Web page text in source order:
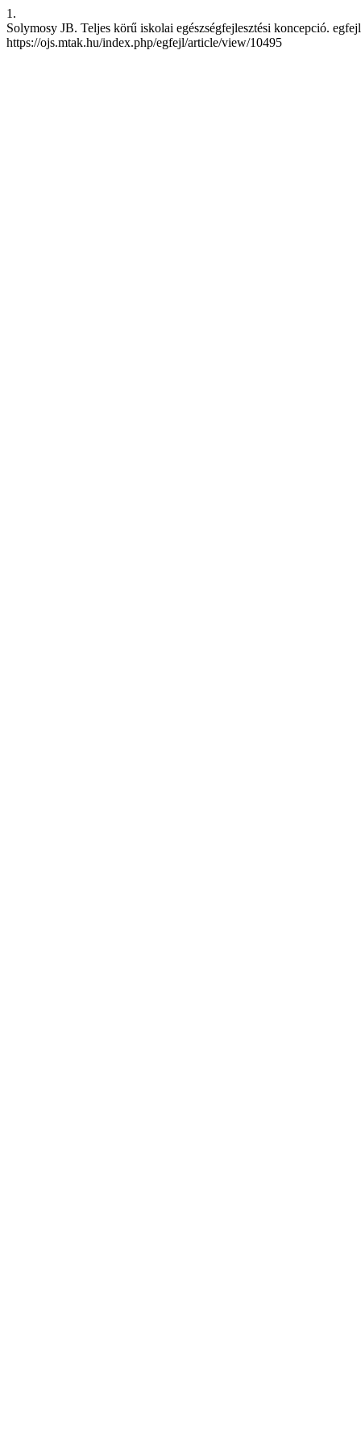
1.
Solymosy JB. Teljes körű iskolai egészségfejlesztési koncepció.
https://ojs.mtak.hu/index.php/egfejl/article/view/10495